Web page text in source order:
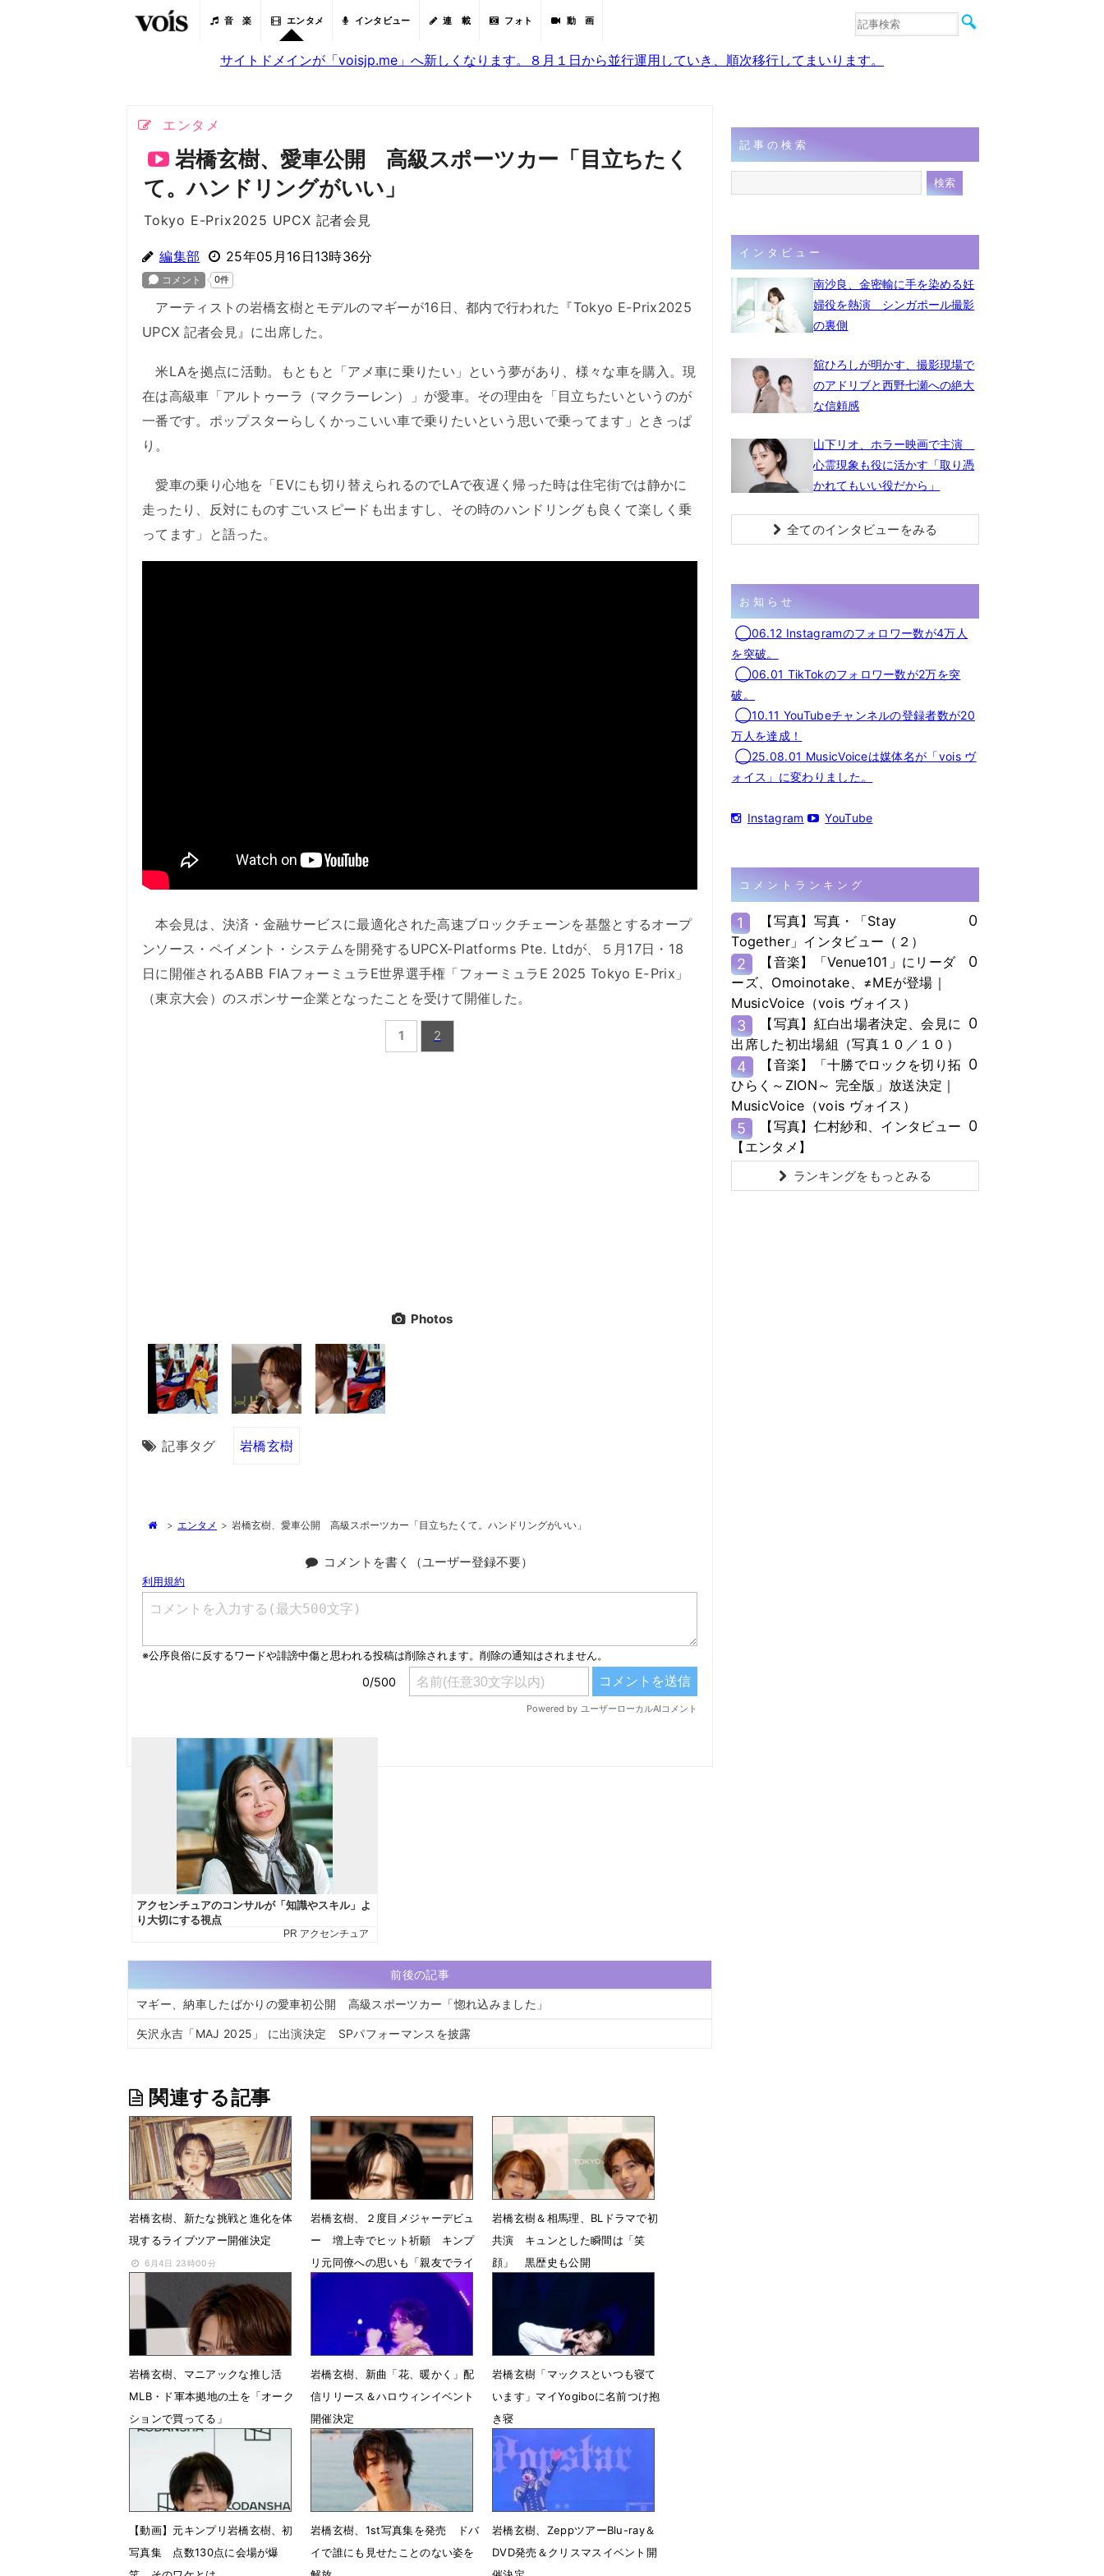
音 楽 エンタメ インタビュー 連 載 フォト 動 画
音楽
サイトドメインが「voisjp.me」へ新しくなります。８月１日から並行運用していき、順次移行してまいります。
エンタメ
岩橋玄樹、愛車公開 高級スポーツカー「目立ちたく
て。ハンドリングがいい」
Tokyo E-Prix2025 UPCX 記者会見
編集部 25年05月16日13時36分
アーティストの岩橋玄樹とモデルのマギーが16日、都内で行われた『Tokyo E-Prix2025
UPCX 記者会見』に出席した。
米LAを拠点に活動。もともと「アメ車に乗りたい」という夢があり、様々な車を購入。現
在は高級車「アルトゥーラ（マクラーレン）」が愛車。その理由を「目立ちたいというのが
一番です。ポップスターらしくかっこいい車で乗りたいという思いで乗ってます」ときっぱ
り。
愛車の乗り心地を「EVにも切り替えられるのでLAで夜遅く帰った時は住宅街では静かに
走ったり、反対にものすごいスピードも出ますし、その時のハンドリングも良くて楽しく乗
ってます」と語った。
本会見は、決済・金融サービスに最適化された高速ブロックチェーンを基盤とするオープ
ンソース・ペイメント・システムを開発するUPCX-Platforms Pte. Ltdが、５月17日・18
日に開催されるABB FIAフォーミュラE世界選手権「フォーミュラE 2025 Tokyo E-Prix」
（東京大会）のスポンサー企業となったことを受けて開催した。
1 2
Photos
記事タグ 岩橋玄樹
> エンタメ > 岩橋玄樹、愛車公開 高級スポーツカー「目立ちたくて。ハンドリングがいい」
コメントを書く（ユーザー登録不要）
前後の記事
マギー、納車したばかりの愛車初公開 高級スポーツカー「惚れ込みました」
矢沢永吉「MAJ 2025」 に出演決定 SPパフォーマンスを披露
関連する記事
岩橋玄樹、新たな挑戦と進化を体
現するライブツアー開催決定
6月4日 23時00分
岩橋玄樹、２度目メジャーデビュ
ー 増上寺でヒット祈願 キンプ
リ元同僚への思いも「親友でライ
2月10日 14時46分
岩橋玄樹＆相馬理、BLドラマで初
共演 キュンとした瞬間は「笑
顔」 黒歴史も公開
岩橋玄樹、マニアックな推し活
MLB・ド軍本拠地の土を「オーク
ションで買ってる」
岩橋玄樹、新曲「花、暖かく」配
信リリース＆ハロウィンイベント
開催決定
7月1日 07時00分
岩橋玄樹「マックスといつも寝て
います」マイYogiboに名前つけ抱
き寝
6月3日 08時44分
【動画】元キンプリ岩橋玄樹、初
写真集 点数130点に会場が爆
岩橋玄樹、1st写真集を発売 ドバ
イで誰にも見せたことのない姿を
岩橋玄樹、ZeppツアーBlu-ray＆
DVD発売＆クリスマスイベント開
記事の検索
インタビュー
南沙良、金密輸に手を染める妊
婦役を熱演 シンガポール撮影
の裏側
舘ひろしが明かす、撮影現場で
のアドリブと西野七瀬への絶大
な信頼感
山下リオ、ホラー映画で主演
心霊現象も役に活かす「取り憑
かれてもいい役だから」
全てのインタビューをみる
お知らせ
◯06.12 Instagramのフォロワー数が4万人
を突破。
◯06.01 TikTokのフォロワー数が2万を突
破。
◯10.11 YouTubeチャンネルの登録者数が20
万人を達成！
◯25.08.01 MusicVoiceは媒体名が「vois ヴ
ォイス」に変わりました。
Instagram YouTube
コメントランキング
1
【写真】写真・「Stay
Together」インタビュー（２）
0
2
【音楽】「Venue101」にリーダ
ーズ、Omoinotake、≠MEが登場｜
MusicVoice（vois ヴォイス）
0
3
【写真】紅白出場者決定、会見に
出席した初出場組（写真１０／１０）
0
4
【音楽】「十勝でロックを切り拓
ひらく～ZION～ 完全版」放送決定｜
MusicVoice（vois ヴォイス）
0
5
【写真】仁村紗和、インタビュー
【エンタメ】
0
ランキングをもっとみる